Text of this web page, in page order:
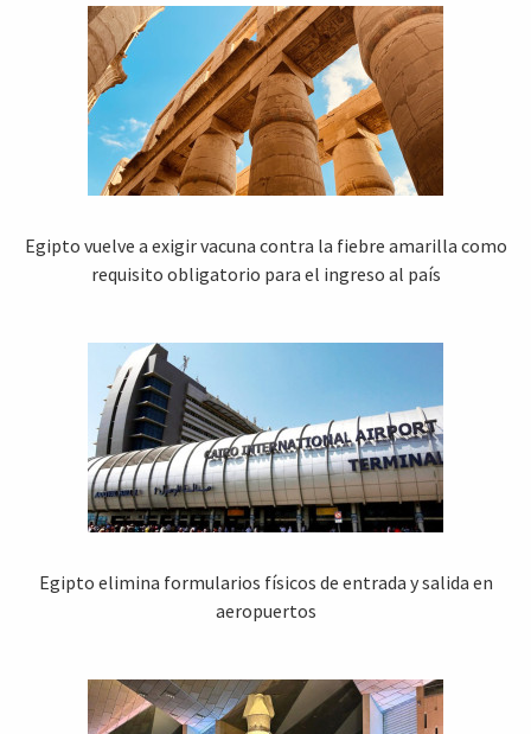
Egipto vuelve a exigir vacuna contra la fiebre amarilla como
requisito obligatorio para el ingreso al país
Egipto elimina formularios físicos de entrada y salida en
aeropuertos